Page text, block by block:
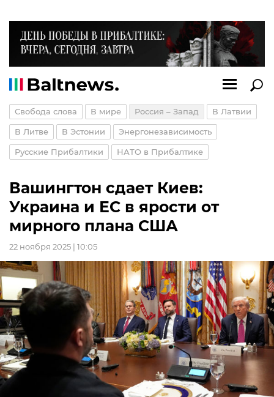
Свобода слова В мире Россия – Запад В Латвии
В Литве В Эстонии Энергонезависимость
Русские Прибалтики НАТО в Прибалтике
Вашингтон сдает Киев:
Украина и ЕС в ярости от
мирного плана США
22 ноября 2025 | 10:05